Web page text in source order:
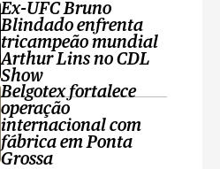
Ex-UFC Bruno
Blindado enfrenta
tricampeão mundial
Arthur Lins no CDL
Show
Belgotex fortalece
operação
internacional com
fábrica em Ponta
Grossa